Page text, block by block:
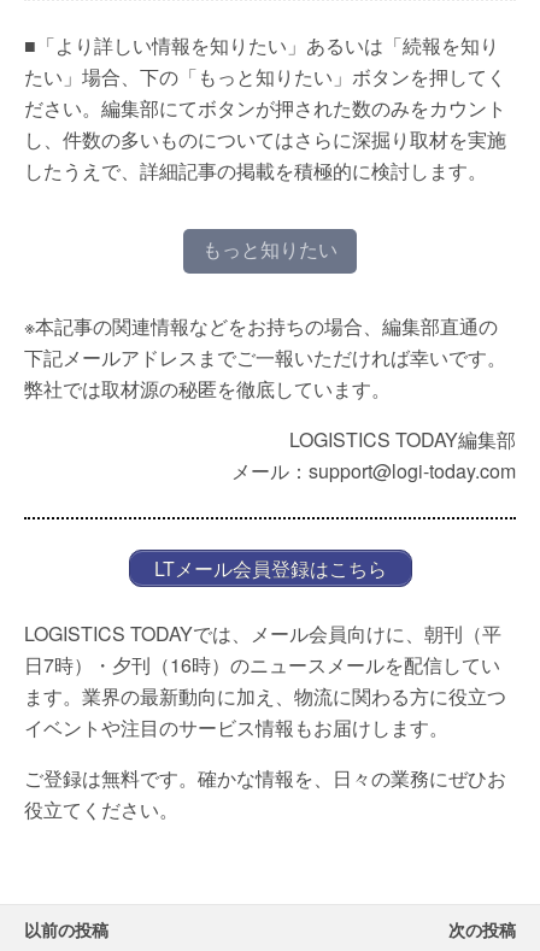
■「より詳しい情報を知りたい」あるいは「続報を知り
たい」場合、下の「もっと知りたい」ボタンを押してく
ださい。編集部にてボタンが押された数のみをカウント
し、件数の多いものについてはさらに深掘り取材を実施
したうえで、詳細記事の掲載を積極的に検討します。
もっと知りたい
※本記事の関連情報などをお持ちの場合、編集部直通の
下記メールアドレスまでご一報いただければ幸いです。
弊社では取材源の秘匿を徹底しています。
LOGISTICS TODAY編集部
メール：support@logi-today.com
LTメール会員登録はこちら
LOGISTICS TODAYでは、メール会員向けに、朝刊（平
日7時）・夕刊（16時）のニュースメールを配信してい
ます。業界の最新動向に加え、物流に関わる方に役立つ
イベントや注目のサービス情報もお届けします。
ご登録は無料です。確かな情報を、日々の業務にぜひお
役立てください。
以前の投稿 次の投稿